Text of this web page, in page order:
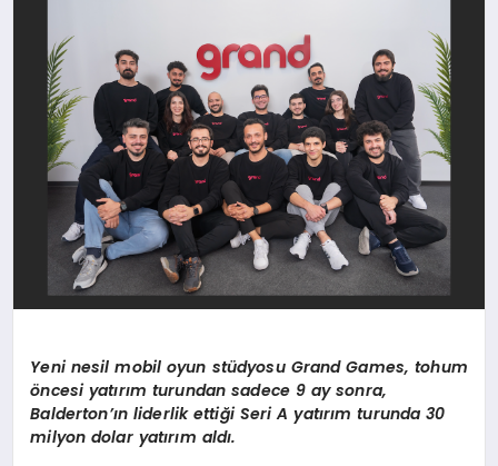
Yeni nesil mobil oyun stüdyosu Grand Games, tohum
öncesi yatırım turundan sadece 9 ay sonra,
Balderton’ın liderlik ettiği Seri A yatırım turunda 30
milyon dolar yatırım aldı.